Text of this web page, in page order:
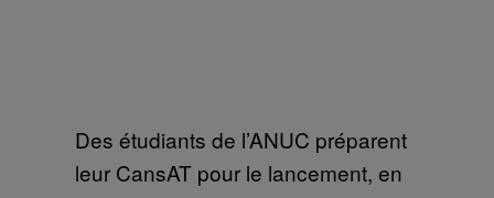
Des étudiants de l’ANUC préparent
leur CansAT pour le lancement, en